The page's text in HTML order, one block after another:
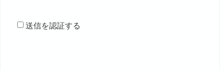
送信を認証する